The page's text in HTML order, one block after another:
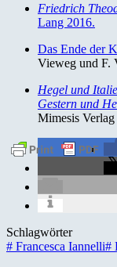
Friedrich
Lang 2016.
Das Ende der
Vieweg und F.
Hegel und
Gestern und
Mimesis
Schlagwörter
# Francesca Iannelli#